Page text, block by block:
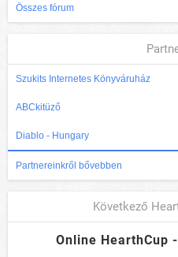
Összes fórum
Szukits Internetes Könyváruház
ABCkitüző
Diablo - Hungary
Partnereinkről bővebben
Következő
Online HearthCup